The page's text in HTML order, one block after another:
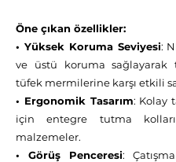
Öne çıkan özellikler:
• Yüksek Koruma Seviyesi:
ve üstü koruma sağlayarak
tüfek mermilerine karşı etkili
• Ergonomik Tasarım: Kolay
için entegre tutma
malzemeler.
• Görüş Penceresi: